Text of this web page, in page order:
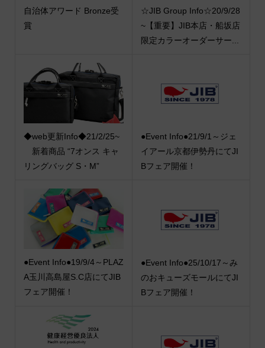
自治体アワード Bronze受
賞
☆JIB Group Info☆20/9/28
~【重要】JIB本店・船坂店
限定カラーオーダーサー...
◆web更新Info◆21/2/25~
新着商品 “7オンス キャ
リングバッグ S・M”
●Event Info●21/9/1～ジェ
イアール京都伊勢丹にてJI
Bフェア開催！
●Event Info●19/9/4～PLAZ
A玉川高島屋S.C店にてJIB
フェア開催！
●Event Info●25/10/17～み
のおキューズモールにてJI
Bフェア開催！